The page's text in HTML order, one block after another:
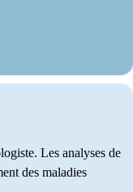
Les analyses de
des maladies